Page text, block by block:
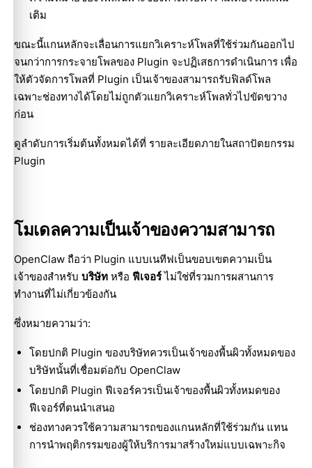
เติม
ขณะนี้แกนหลักจะเลื่อนการแยกวิเคราะห์โพลที่ใช้ร่วมกันออกไป
จนกว่าการกระจายโพลของ Plugin จะปฏิเสธการดำเนินการ เพื่อ
ให้ตัวจัดการโพลที่ Plugin เป็นเจ้าของสามารถรับฟิลด์โพล
เฉพาะช่องทางได้โดยไม่ถูกตัวแยกวิเคราะห์โพลทั่วไปขัดขวาง
ก่อน
ดูลำดับการเริ่มต้นทั้งหมดได้ที่ รายละเอียดภายในสถาปัตยกรรม
Plugin
โมเดลความเป็นเจ้าของความสามารถ
OpenClaw ถือว่า Plugin แบบเนทีฟเป็นขอบเขตความเป็น
เจ้าของสำหรับ บริษัท หรือ ฟีเจอร์ไม่ใช่ที่รวมการผสานการ
ทำงานที่ไม่เกี่ยวข้องกัน
ซึ่งหมายความว่า:
โดยปกติ Plugin ของบริษัทควรเป็นเจ้าของพื้นผิวทั้งหมดของ
บริษัทนั้นที่เชื่อมต่อกับ OpenClaw
โดยปกติ Plugin ฟีเจอร์ควรเป็นเจ้าของพื้นผิวทั้งหมดของ
ฟีเจอร์ที่ตนนำเสนอ
ช่องทางควรใช้ความสามารถของแกนหลักที่ใช้ร่วมกัน แทน
การนำพฤติกรรมของผู้ให้บริการมาสร้างใหม่แบบเฉพาะกิจ